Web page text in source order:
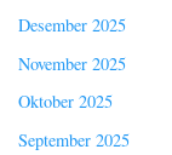
Desember 2025
November 2025
Oktober 2025
September 2025